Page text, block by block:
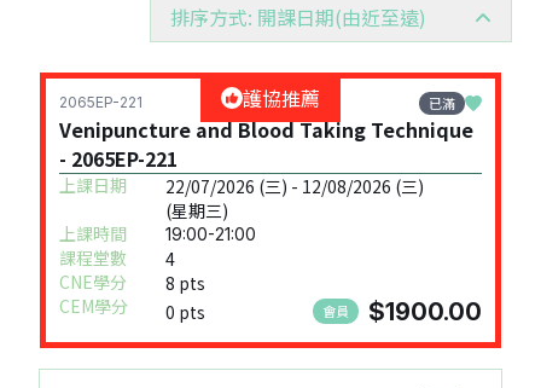
排序方式: 開課日期(由近至遠)
2065EP-221 護協推薦 已滿
Venipuncture and Blood Taking Technique
- 2065EP-221
上課日期
22/07/2026 (三) - 12/08/2026 (三)
(星期三)
上課時間
19:00-21:00
課程堂數
4
CNE學分
8 pts
CEM學分
0 pts 會員 $1900.00